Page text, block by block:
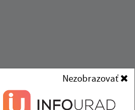
Nezobrazovať